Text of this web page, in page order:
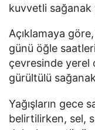
kuvvetli sağanak
Açıklamaya
günü öğle
çevresinde yerel
gürültülü
Yağışların gece
belirtilirken, sel,